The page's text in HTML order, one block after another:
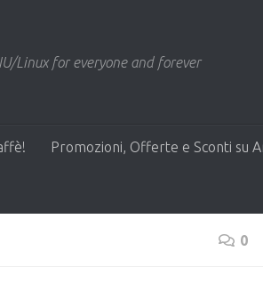
Linux for everyone and forever
Promozioni, Offerte e Sconti su
0